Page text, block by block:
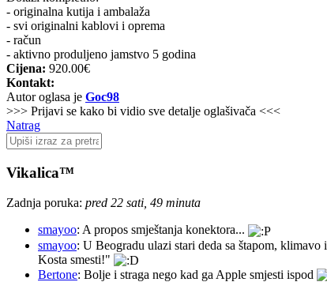
- originalna kutija i ambalaža
- svi originalni kablovi i oprema
- račun
- aktivno produljeno jamstvo 5 godina
Cijena: 920.00€
Kontakt:
Autor oglasa je Goc98
>>> Prijavi se kako bi vidio sve detalje oglašivača <<<
Natrag
Vikalica™
Zadnja poruka: pred 22 sati, 49 minuta
smayoo: A propos smještanja konektora...
smayoo: U Beogradu ulazi stari deda sa štapom,
Kosta smesti!"
Bertone: Bolje i straga nego kad ga Apple smjesti ispod